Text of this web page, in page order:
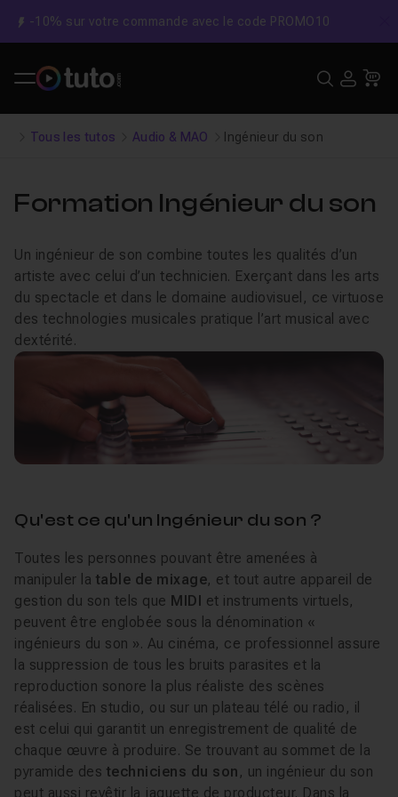
-10% sur votre commande avec le code PROMO10
Tous les tutos Audio & MAO Ingénieur du son
Formation Ingénieur du son
Un ingénieur de son combine toutes les qualités d’un
artiste avec celui d’un technicien. Exerçant dans les arts
du spectacle et dans le domaine audiovisuel, ce virtuose
des technologies musicales pratique l’art musical avec
dextérité.
Qu'est ce qu'un Ingénieur du son ?
Toutes les personnes pouvant être amenées à
manipuler la table de mixage, et tout autre appareil de
gestion du son tels que MIDI et instruments virtuels,
peuvent être englobée sous la dénomination «
ingénieurs du son ». Au cinéma, ce professionnel assure
la suppression de tous les bruits parasites et la
reproduction sonore la plus réaliste des scènes
réalisées. En studio, ou sur un plateau télé ou radio, il
est celui qui garantit un enregistrement de qualité de
chaque œuvre à produire. Se trouvant au sommet de la
pyramide des techniciens du son , un ingénieur du son
peut aussi revêtir la jaquette de producteur. Dans la